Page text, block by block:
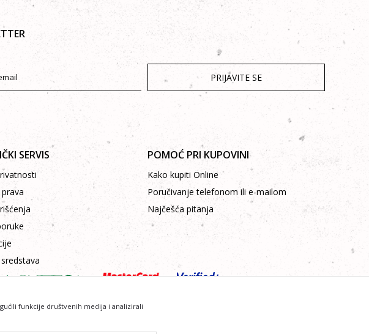
PRIJAVITE SE
SERVIS POMOĆ PRI KUPOVINI
Kako kupiti Online
Poručivanje telefonom ili e-mailom
Najčešća pitanja
možemo garantovati da su sve informacije kompletne i bez grešaka.
funkcije društvenih medija i analizirali